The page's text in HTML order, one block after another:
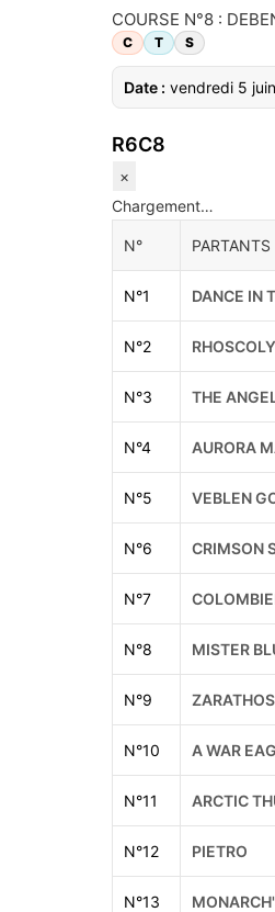
COURSE N°8 :
C T S
Date : vendredi 5
R6C8
×
Chargement…
N° PARTANTS
N°1 DANCE IN
N°2
N°3 THE
N°4 AURORA
N°5 VEBLEN
N°6 CRIMSON
N°7
N°8 MISTER
N°9 ZARATHOS
N°10 A WAR
N°11 ARCTIC
N°12 PIETRO
N°13